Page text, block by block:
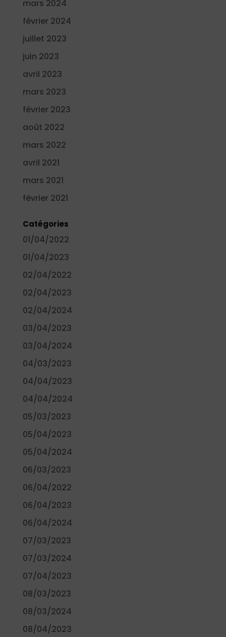
mars 2024
février 2024
juillet 2023
juin 2023
avril 2023
mars 2023
février 2023
août 2022
mars 2022
avril 2021
mars 2021
février 2021
Catégories
01/04/2022
01/04/2023
02/04/2022
02/04/2023
02/04/2024
03/04/2023
03/04/2024
04/03/2023
04/04/2023
04/04/2024
05/03/2023
05/04/2023
05/04/2024
06/03/2023
06/04/2022
06/04/2023
06/04/2024
07/03/2023
07/03/2024
07/04/2023
08/03/2023
08/03/2024
08/04/2023